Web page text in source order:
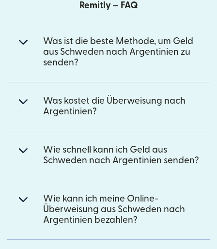
Remitly – FAQ
Was ist die beste Methode, um Geld
aus Schweden nach Argentinien zu
senden?
Was kostet die Überweisung nach
Argentinien?
Wie schnell kann ich Geld aus
Schweden nach Argentinien senden?
Wie kann ich meine Online-
Überweisung aus Schweden nach
Argentinien bezahlen?